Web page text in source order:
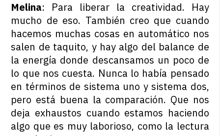
Melina: Para liberar la creatividad. Hay
mucho de eso. También creo que cuando
hacemos muchas cosas en automático nos
salen de taquito, y hay algo del balance de
la energía donde descansamos un poco de
lo que nos cuesta. Nunca lo había pensado
en términos de sistema uno y sistema dos,
pero está buena la comparación. Que nos
deja exhaustos cuando estamos haciendo
algo que es muy laborioso, como la lectura